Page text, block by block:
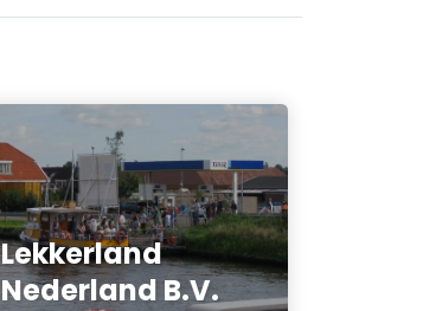
Lekkerland
Nederland B.V.